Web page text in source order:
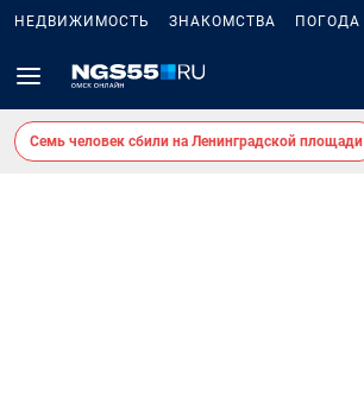
НЕДВИЖИМОСТЬ ЗНАКОМСТВА ПОГОДА
Семь человек сбили на Ленинградской площади